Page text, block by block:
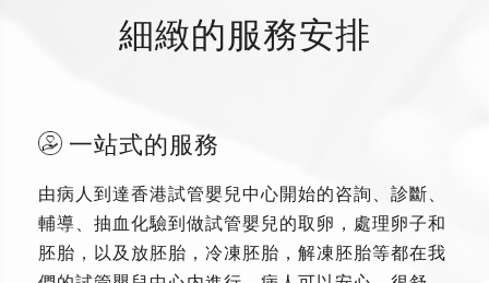
細緻的服務安排
一站式的服務
由病人到達香港試管嬰兒中心開始的咨詢、診斷、
輔導、抽血化驗到做試管嬰兒的取卵，處理卵子和
胚胎，以及放胚胎，冷凍胚胎，解凍胚胎等都在我